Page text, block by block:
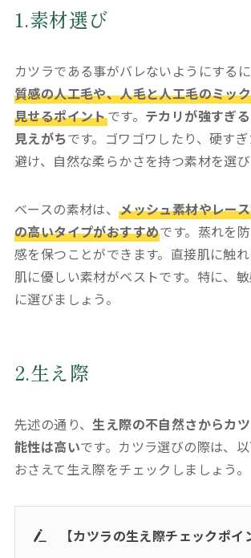
1.素材選び
カツラである事がバレないようにするに
質感の人工毛や、人毛と人工毛のミッ
見せるポイントです。 テカリが強すぎ
見えがちです。ゴワゴワしたり、硬す
避け、自然な柔らかさを持つ素材を選び
ベースの素材は、メッシュ素材やレー
の高いタイプがおすすめです。蒸れを
感を保つことができます。直接肌に触れ
肌に優しい素材がベストです。特に、
に選びましょう。
2.生え際
先述の通り、生え際の不自然さからカ
能性は高いです。カツラ選びの際は、
おさえて生え際をチェックしましょう。
【カツラの生え際チェックポイ